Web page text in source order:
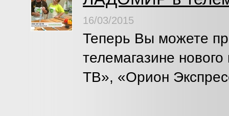
16/03/2015
Теперь Вы можете
телемагазине
ТВ», «Орион